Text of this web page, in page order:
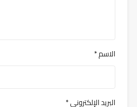
الاسم*
البريد الإلكتروني*